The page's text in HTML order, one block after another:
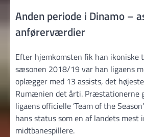
Anden periode i Dinamo –
anførerværdier
Efter hjemkomsten fik han ikoniske
sæsonen 2018/19 var han ligaens
oplægger med 13 assists, det
Rumænien det årti. Præstationerne
ligaens officielle ’Team of the
hans status som en af landets mest
midtbanespillere.